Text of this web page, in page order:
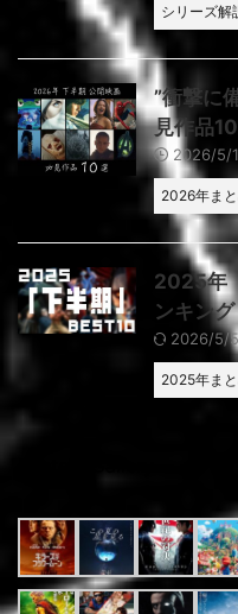
シリーズ解
”衝撃に
見作品10
2026/5/
2026年ま
2025年
ンキング
2026/5/5
2025年ま